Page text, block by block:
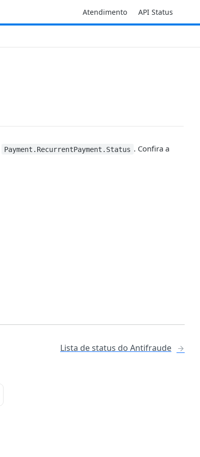
Atendimento API Status
Payment.RecurrentPayment.Status . Confira a
Lista de status do Antifraude